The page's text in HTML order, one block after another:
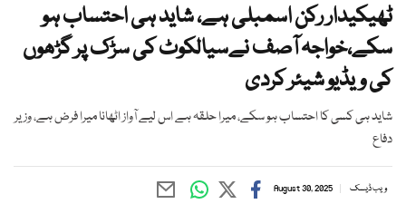
ٹھیکیدار رکن اسمبلی ہے، شاید ہی احتساب ہو
سکے،خواجہ آصف نےسیالکوٹ کی سڑک پر گڑھوں
کی ویڈیو شیئر کردی
شاید ہی کسی کا احتساب ہو سکے، میرا حلقہ ہے اس لیے آواز اٹھانا میرا فرض ہے، وزیر
دفاع
ویب ڈیسک August 30, 2025